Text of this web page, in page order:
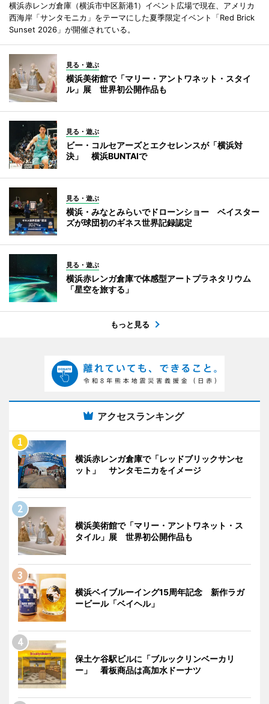
横浜赤レンガ倉庫（横浜市中区新港1）イベント広場で現在、アメリカ
西海岸「サンタモニカ」をテーマにした夏季限定イベント「Red Brick
Sunset 2026」が開催されている。
見る・遊ぶ
横浜美術館で「マリー・アントワネット・スタイ
ル」展 世界初公開作品も
見る・遊ぶ
ビー・コルセアーズとエクセレンスが「横浜対
決」 横浜BUNTAIで
見る・遊ぶ
横浜・みなとみらいでドローンショー ベイスター
ズが球団初のギネス世界記録認定
見る・遊ぶ
横浜赤レンガ倉庫で体感型アートプラネタリウム
「星空を旅する」
もっと見る
アクセスランキング
横浜赤レンガ倉庫で「レッドブリックサンセ
ット」 サンタモニカをイメージ
横浜美術館で「マリー・アントワネット・ス
タイル」展 世界初公開作品も
横浜ベイブルーイング15周年記念 新作ラガ
ービール「ベイヘル」
保土ケ谷駅ビルに「ブルックリンベーカリ
ー」 看板商品は高加水ドーナツ